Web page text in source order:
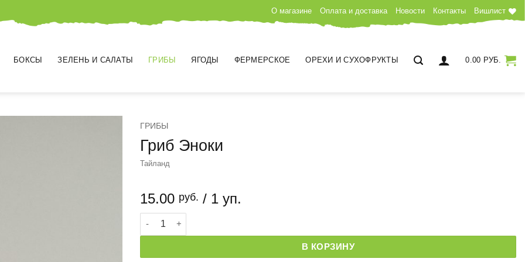
О магазине Оплата и доставка Новости Контакты Вишлист
БОКСЫ ЗЕЛЕНЬ И САЛАТЫ ГРИБЫ ЯГОДЫ ФЕРМЕРСКОЕ ОРЕХИ И СУХОФРУКТЫ 0.00 РУБ.
ГРИБЫ
Гриб Эноки
Тайланд
15.00 руб. / 1 уп.
Количество товара Гриб Эноки
В КОРЗИНУ